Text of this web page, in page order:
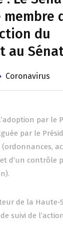
membre
du
au
Coronavirus
par le
par le
(ordonnances,
d’un contrôle
de la Haute-
suivi de